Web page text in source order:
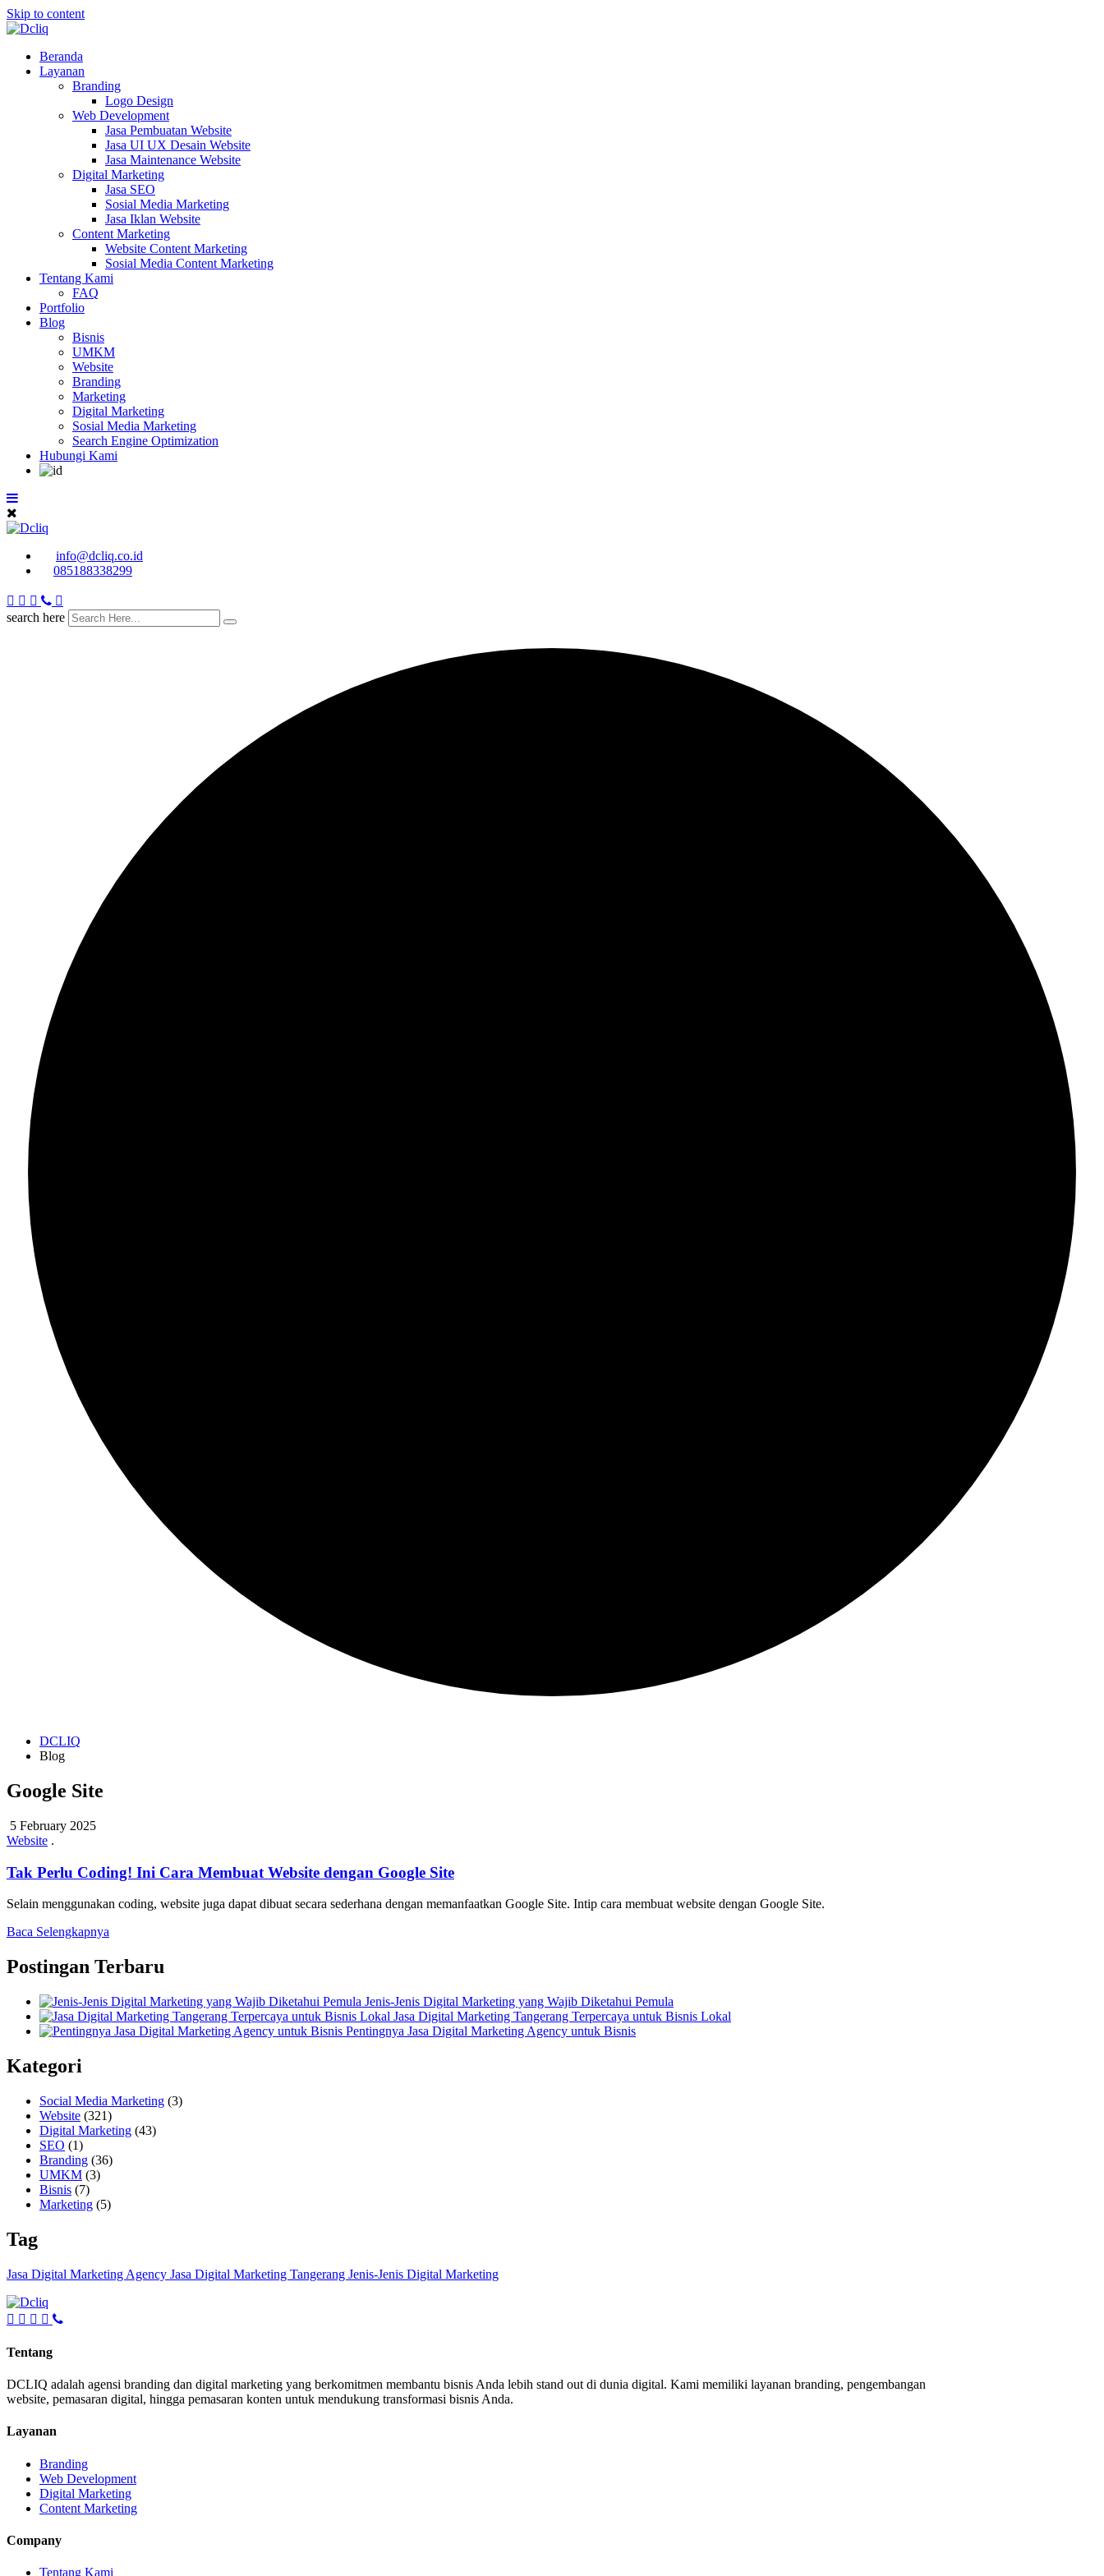
Skip to content
Beranda
Layanan
Branding
Logo Design
Web Development
Jasa Pembuatan Website
Jasa UI UX Desain Website
Jasa Maintenance Website
Digital Marketing
Jasa SEO
Sosial Media Marketing
Jasa Iklan Website
Content Marketing
Website Content Marketing
Sosial Media Content Marketing
Tentang Kami
FAQ
Portfolio
Blog
Bisnis
UMKM
Website
Branding
Marketing
Digital Marketing
Sosial Media Marketing
Search Engine Optimization
Hubungi Kami
info@dcliq.co.id
085188338299
search here
DCLIQ
Blog
Google Site
5 February 2025
Website .
Tak Perlu Coding! Ini Cara Membuat Website dengan Google Site
Selain menggunakan coding, website juga dapat dibuat secara sederhana dengan memanfaatkan Google Site. Intip cara membuat website dengan Google Site.
Baca Selengkapnya
Postingan Terbaru
Jenis-Jenis Digital Marketing yang Wajib Diketahui Pemula
Jasa Digital Marketing Tangerang Terpercaya untuk Bisnis Lokal
Pentingnya Jasa Digital Marketing Agency untuk Bisnis
Kategori
Social Media Marketing (3)
Website (321)
Digital Marketing (43)
SEO (1)
Branding (36)
UMKM (3)
Bisnis (7)
Marketing (5)
Tag
Jasa Digital Marketing Agency Jasa Digital Marketing Tangerang Jenis-Jenis Digital Marketing
Tentang
DCLIQ adalah agensi branding dan digital marketing yang berkomitmen membantu bisnis Anda lebih stand out di dunia digital. Kami memiliki layanan branding, pengembangan
website, pemasaran digital, hingga pemasaran konten untuk mendukung transformasi bisnis Anda.
Layanan
Branding
Web Development
Digital Marketing
Content Marketing
Company
Tentang Kami